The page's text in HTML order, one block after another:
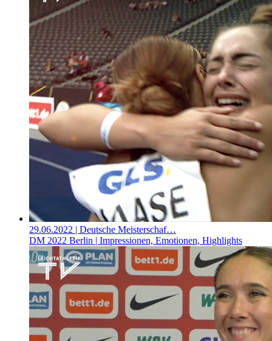
29.06.2022 | Deutsche Meisterschaf…
DM 2022 Berlin | Impressionen, Emotionen, Highlights